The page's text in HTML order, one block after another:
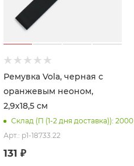
Ремувка Vola, черная с
оранжевым неоном,
2,9х18,5 см
Склад (П (1-2 дня доставка)): 2000
Арт.: p1-18733.22
131 ₽